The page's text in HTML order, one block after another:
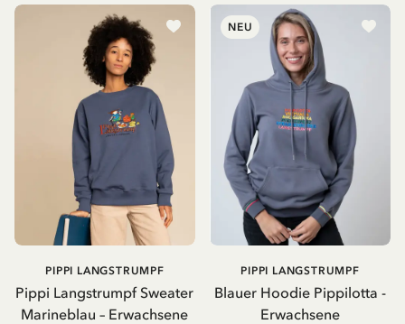
Pippi Langstrumpf Sweater
Marineblau – Erwachsene
PIPPI LANGSTRUMPF
NEU
Blauer Hoodie Pippilotta -
Erwachsene
PIPPI LANGSTRUMPF